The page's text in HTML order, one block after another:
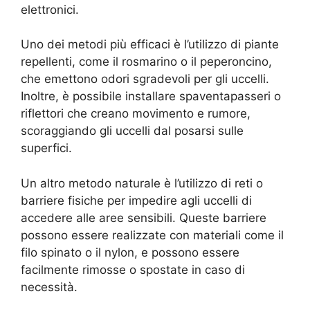
elettronici.
Uno dei metodi più efficaci è l’utilizzo di piante
repellenti, come il rosmarino o il peperoncino,
che emettono odori sgradevoli per gli uccelli.
Inoltre, è possibile installare spaventapasseri o
riflettori che creano movimento e rumore,
scoraggiando gli uccelli dal posarsi sulle
superfici.
Un altro metodo naturale è l’utilizzo di reti o
barriere fisiche per impedire agli uccelli di
accedere alle aree sensibili. Queste barriere
possono essere realizzate con materiali come il
filo spinato o il nylon, e possono essere
facilmente rimosse o spostate in caso di
necessità.